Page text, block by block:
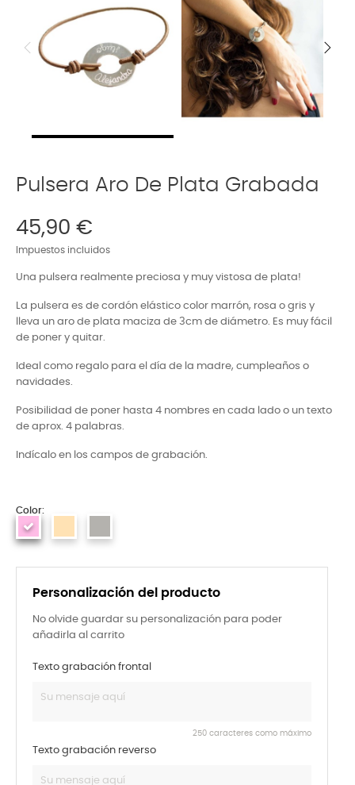
Pulsera Aro De Plata Grabada
45,90 €
Impuestos incluidos
Una pulsera realmente preciosa y muy vistosa de plata!
La pulsera es de cordón elástico color marrón, rosa o gris y
lleva un aro de plata maciza de 3cm de diámetro. Es muy fácil
de poner y quitar.
Ideal como regalo para el día de la madre, cumpleaños o
navidades.
Posibilidad de poner hasta 4 nombres en cada lado o un texto
de aprox. 4 palabras.
Indícalo en los campos de grabación.
Personalización del producto
No olvide guardar su personalización para poder
añadirla al carrito
Texto grabación frontal
250 caracteres como máximo
Texto grabación reverso
Color: